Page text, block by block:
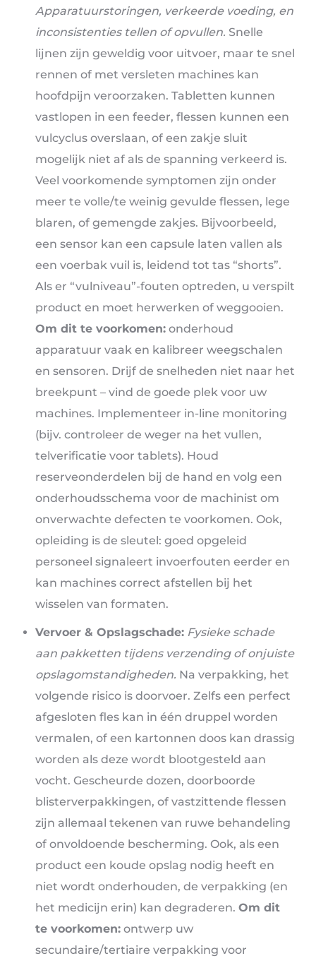
Apparatuurstoringen, verkeerde voeding, en
inconsistenties tellen of opvullen. Snelle
lijnen zijn geweldig voor uitvoer, maar te snel
rennen of met versleten machines kan
hoofdpijn veroorzaken. Tabletten kunnen
vastlopen in een feeder, flessen kunnen een
vulcyclus overslaan, of een zakje sluit
mogelijk niet af als de spanning verkeerd is.
Veel voorkomende symptomen zijn onder
meer te volle/te weinig gevulde flessen, lege
blaren, of gemengde zakjes. Bijvoorbeeld,
een sensor kan een capsule laten vallen als
een voerbak vuil is, leidend tot tas “shorts”.
Als er “vulniveau”-fouten optreden, u verspilt
product en moet herwerken of weggooien.
Om dit te voorkomen: onderhoud
apparatuur vaak en kalibreer weegschalen
en sensoren. Drijf de snelheden niet naar het
breekpunt – vind de goede plek voor uw
machines. Implementeer in-line monitoring
(bijv. controleer de weger na het vullen,
telverificatie voor tablets). Houd
reserveonderdelen bij de hand en volg een
onderhoudsschema voor de machinist om
onverwachte defecten te voorkomen. Ook,
opleiding is de sleutel: goed opgeleid
personeel signaleert invoerfouten eerder en
kan machines correct afstellen bij het
wisselen van formaten.
Vervoer & Opslagschade: Fysieke schade
aan pakketten tijdens verzending of onjuiste
opslagomstandigheden. Na verpakking, het
volgende risico is doorvoer. Zelfs een perfect
afgesloten fles kan in één druppel worden
vermalen, of een kartonnen doos kan drassig
worden als deze wordt blootgesteld aan
vocht. Gescheurde dozen, doorboorde
blisterverpakkingen, of vastzittende flessen
zijn allemaal tekenen van ruwe behandeling
of onvoldoende bescherming. Ook, als een
product een koude opslag nodig heeft en
niet wordt onderhouden, de verpakking (en
het medicijn erin) kan degraderen. Om dit
te voorkomen: ontwerp uw
secundaire/tertiaire verpakking voor